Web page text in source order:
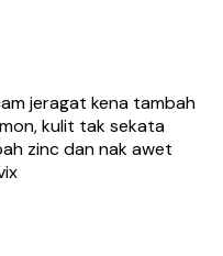
jeragat kena tambah
kulit tak sekata
zinc dan nak awet